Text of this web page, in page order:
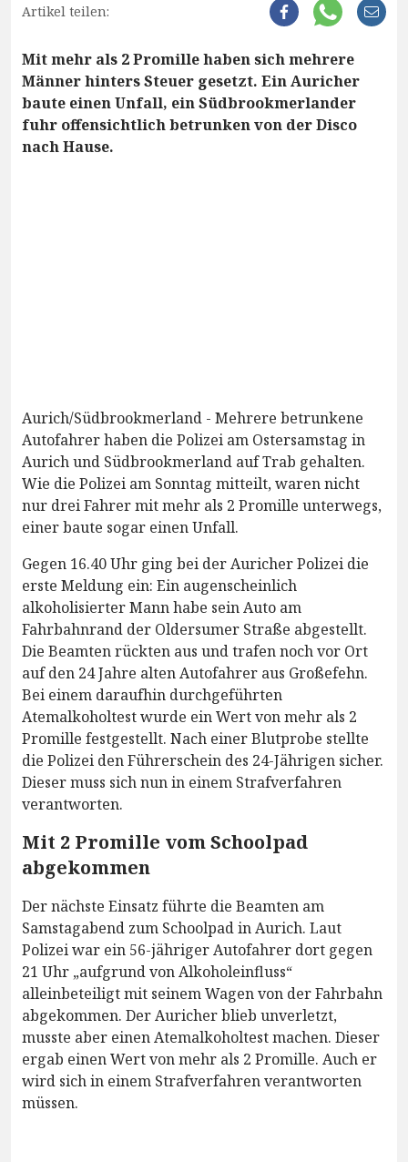
Artikel teilen:
Mit mehr als 2 Promille haben sich mehrere
Männer hinters Steuer gesetzt. Ein Auricher
baute einen Unfall, ein Südbrookmerlander
fuhr offensichtlich betrunken von der Disco
nach Hause.
Aurich/Südbrookmerland - Mehrere betrunkene
Autofahrer haben die Polizei am Ostersamstag in
Aurich und Südbrookmerland auf Trab gehalten.
Wie die Polizei am Sonntag mitteilt, waren nicht
nur drei Fahrer mit mehr als 2 Promille unterwegs,
einer baute sogar einen Unfall.
Gegen 16.40 Uhr ging bei der Auricher Polizei die
erste Meldung ein: Ein augenscheinlich
alkoholisierter Mann habe sein Auto am
Fahrbahnrand der Oldersumer Straße abgestellt.
Die Beamten rückten aus und trafen noch vor Ort
auf den 24 Jahre alten Autofahrer aus Großefehn.
Bei einem daraufhin durchgeführten
Atemalkoholtest wurde ein Wert von mehr als 2
Promille festgestellt. Nach einer Blutprobe stellte
die Polizei den Führerschein des 24-Jährigen sicher.
Dieser muss sich nun in einem Strafverfahren
verantworten.
Mit 2 Promille vom Schoolpad
abgekommen
Der nächste Einsatz führte die Beamten am
Samstagabend zum Schoolpad in Aurich. Laut
Polizei war ein 56-jähriger Autofahrer dort gegen
21 Uhr „aufgrund von Alkoholeinfluss“
alleinbeteiligt mit seinem Wagen von der Fahrbahn
abgekommen. Der Auricher blieb unverletzt,
musste aber einen Atemalkoholtest machen. Dieser
ergab einen Wert von mehr als 2 Promille. Auch er
wird sich in einem Strafverfahren verantworten
müssen.